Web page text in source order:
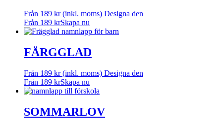
Från 189 kr (inkl. moms) Designa den
Från 189 krSkapa nu
FÄRGGLAD
Från 189 kr (inkl. moms) Designa den
Från 189 krSkapa nu
SOMMARLOV